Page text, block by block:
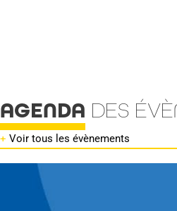
AGENDA DES
+ Voir tous les évènements